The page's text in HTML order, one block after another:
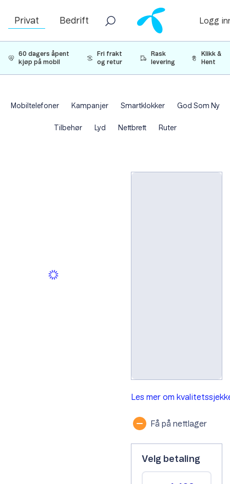
Privat Bedrift Logg
60 dagers åpent
kjøp på mobil
Fri frakt
og retur
Rask
levering
Klikk &
Hent
Mobiltelefoner Kampanjer Smartklokker God Som Ny
Tilbehør Lyd Nettbrett Ruter
Les mer om
Få på nettlager
Velg betaling